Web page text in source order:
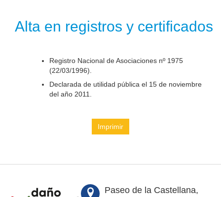
Alta en registros y certificados
Registro Nacional de Asociaciones nº 1975
(22/03/1996).
Declarada de utilidad pública el 15 de noviembre
del año 2011.
Imprimir
Paseo de la Castellana,